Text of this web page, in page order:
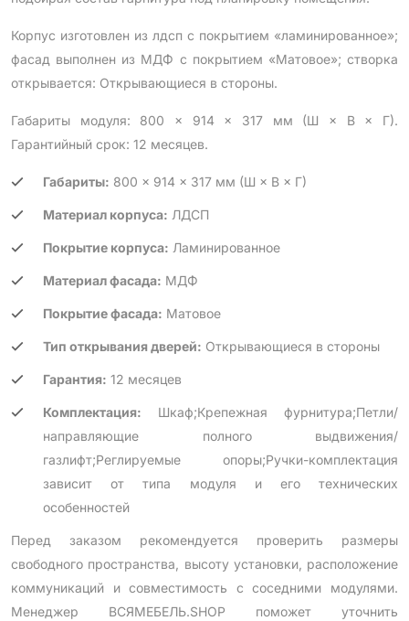
Корпус изготовлен из лдсп с покрытием «ламинированное»;
фасад выполнен из МДФ с покрытием «Матовое»; створка
открывается: Открывающиеся в стороны.
Габариты модуля: 800 × 914 × 317 мм (Ш × В × Г).
Гарантийный срок: 12 месяцев.
Габариты: 800 × 914 × 317 мм (Ш × В × Г)
Материал корпуса: ЛДСП
Покрытие корпуса: Ламинированное
Материал фасада: МДФ
Покрытие фасада: Матовое
Тип открывания дверей: Открывающиеся в стороны
Гарантия: 12 месяцев
Комплектация: Шкаф;Крепежная фурнитура;Петли/
направляющие полного выдвижения/
газлифт;Реглируемые опоры;Ручки-комплектация
зависит от типа модуля и его технических
особенностей
Перед заказом рекомендуется проверить размеры
свободного пространства, высоту установки, расположение
коммуникаций и совместимость с соседними модулями.
Менеджер ВСЯМЕБЕЛЬ.SHOP поможет уточнить